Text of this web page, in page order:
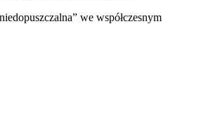
we współczesnym